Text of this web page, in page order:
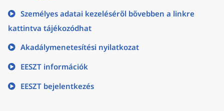
Személyes adatai kezeléséről bővebben a linkre
kattintva tájékozódhat
Akadálymenetesítési nyilatkozat
EESZT információk
EESZT bejelentkezés